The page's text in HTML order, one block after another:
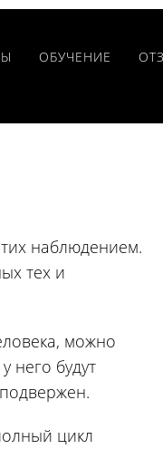
ОБУЧЕНИЕ
наблюдением.
тех и
можно
него будут
цикл